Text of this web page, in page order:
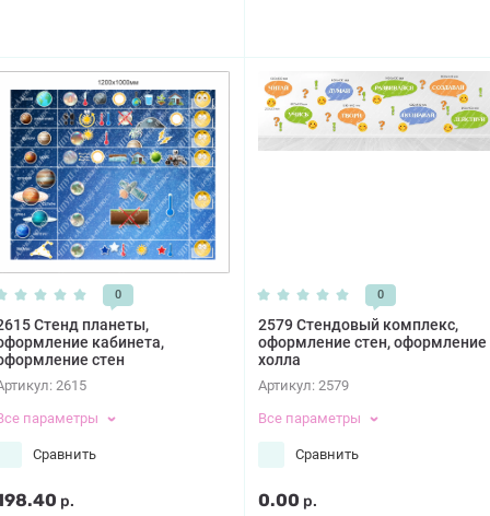
0
Стенд планеты,
кабинета,
стен
2615
параметры
Сравнить
р.
0
2579 Стендовый комплекс,
оформление стен, оформление
холла
Артикул: 2579
Все параметры
Сравнить
0.00 р.